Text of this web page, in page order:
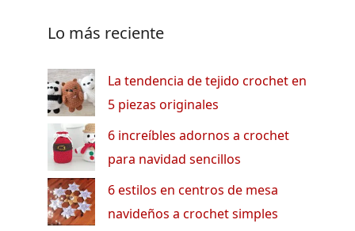
Lo más reciente
La tendencia de tejido crochet en
5 piezas originales
6 increíbles adornos a crochet
para navidad sencillos
6 estilos en centros de mesa
navideños a crochet simples